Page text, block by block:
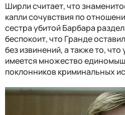
Ширли считает, что
капли сочувствия по
сестра убитой Барбара
беспокоит, что Гранде
без извинений, а также то,
имеется множество
поклонников криминальных